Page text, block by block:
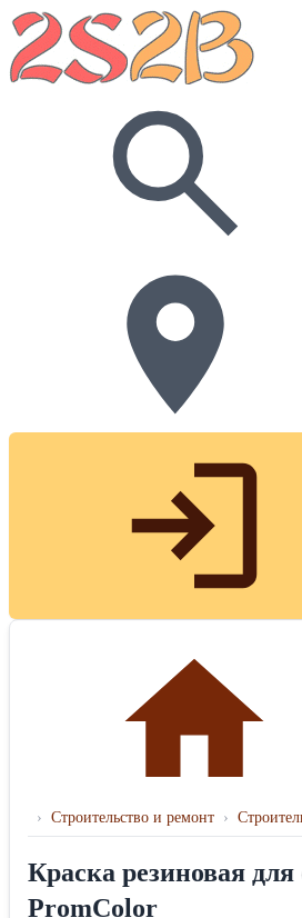
› Строительство и ремонт ›
Краска резиновая
PromColor